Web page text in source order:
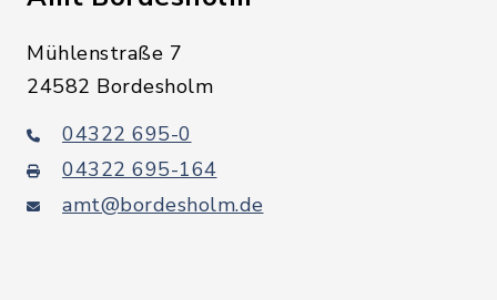
Mühlenstraße 7
24582 Bordesholm
04322 695-0
04322 695-164
amt@bordesholm.de